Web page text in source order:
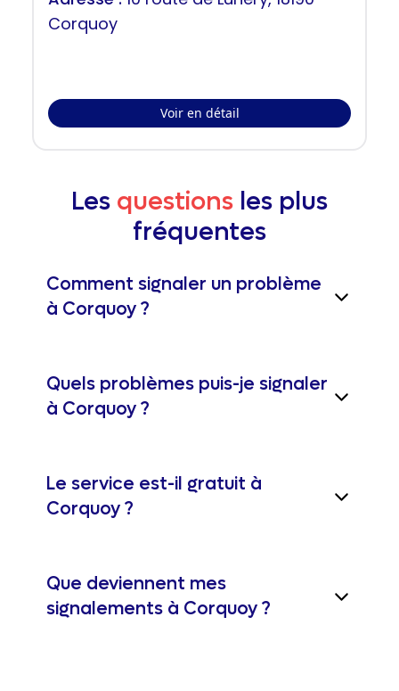
Corquoy
Voir en détail
Les questions les plus
fréquentes
Comment signaler un problème
à Corquoy ?
Quels problèmes puis-je signaler
à Corquoy ?
Le service est-il gratuit à
Corquoy ?
Que deviennent mes
signalements à Corquoy ?